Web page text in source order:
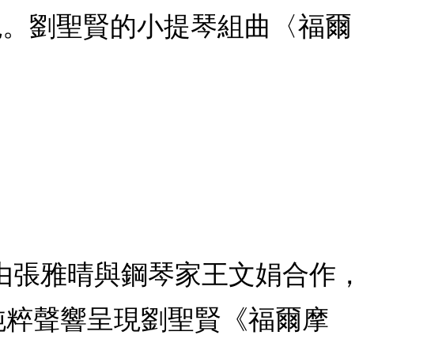
劉聖賢的小提琴組曲〈福爾
雅晴與鋼琴家王文娟合作，
聲響呈現劉聖賢《福爾摩